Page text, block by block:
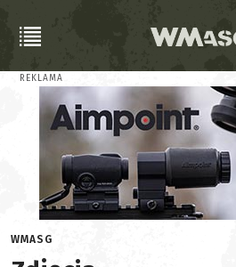
REKLAMA
WMASG